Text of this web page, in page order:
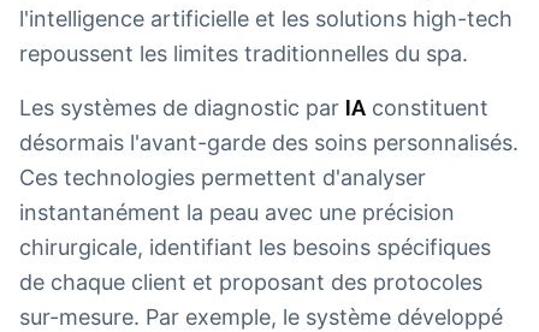
l'intelligence artificielle et les solutions high-tech
repoussent les limites traditionnelles du spa.
Les systèmes de diagnostic par IA constituent
désormais l'avant-garde des soins personnalisés.
Ces technologies permettent d'analyser
instantanément la peau avec une précision
chirurgicale, identifiant les besoins spécifiques
de chaque client et proposant des protocoles
sur-mesure. Par exemple, le système développé